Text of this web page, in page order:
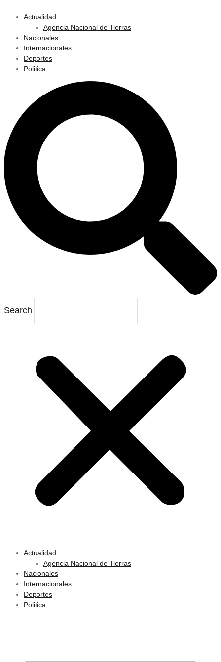
Actualidad
Agencia Nacional de Tierras
Nacionales
Internacionales
Deportes
Politica
Search
Actualidad
Agencia Nacional de Tierras
Nacionales
Internacionales
Deportes
Politica